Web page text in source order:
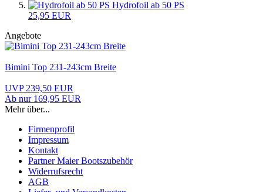
Hydrofoil ab 50 PS
25,95 EUR
Angebote
Bimini Top 231-243cm Breite
UVP 239,50 EUR
Ab nur 169,95 EUR
Mehr über...
Firmenprofil
Impressum
Kontakt
Partner Maier Bootszubehör
Widerrufsrecht
AGB